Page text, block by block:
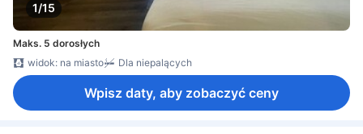
1/15
Maks. 5 dorosłych
widok: na miasto
Dla niepalących
Wpisz daty, aby zobaczyć ceny